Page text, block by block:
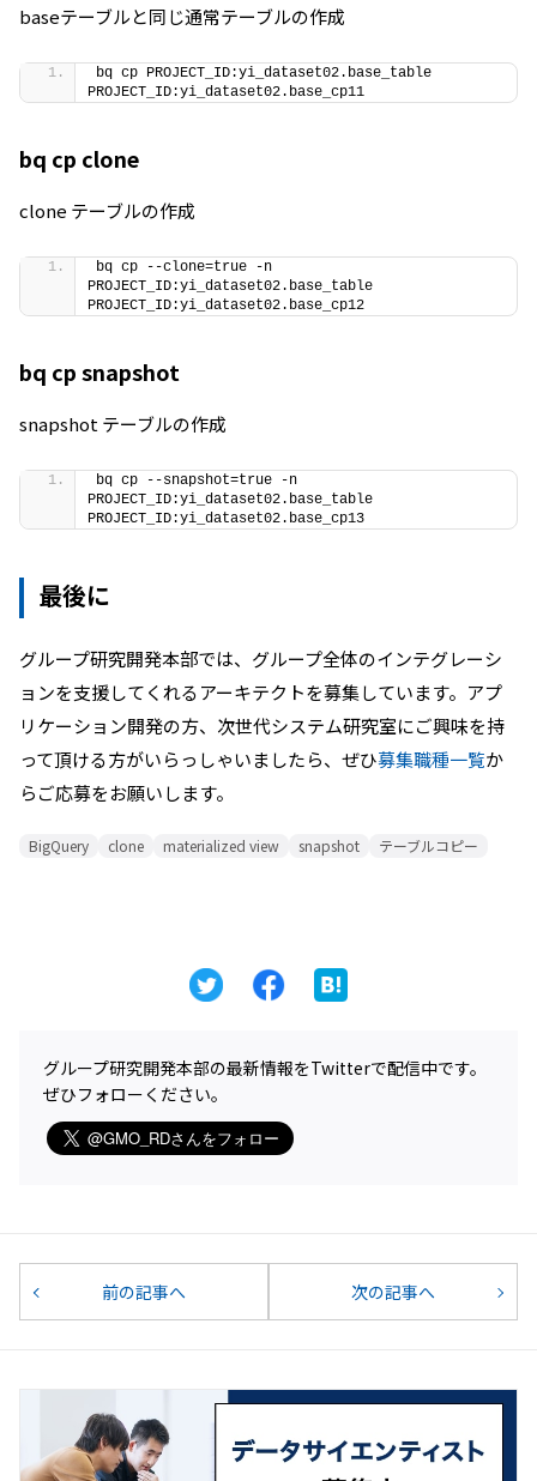
baseテーブルと同じ通常テーブルの作成
bq cp PROJECT_ID:yi_dataset02.base_table
PROJECT_ID:yi_dataset02.base_cp11
bq cp clone
clone テーブルの作成
bq cp --clone=true -n
PROJECT_ID:yi_dataset02.base_table
PROJECT_ID:yi_dataset02.base_cp12
bq cp snapshot
snapshot テーブルの作成
bq cp --snapshot=true -n
PROJECT_ID:yi_dataset02.base_table
PROJECT_ID:yi_dataset02.base_cp13
最後に
グループ研究開発本部では、グループ全体のインテグレーシ
ョンを支援してくれるアーキテクトを募集しています。アプ
リケーション開発の方、次世代システム研究室にご興味を持
って頂ける方がいらっしゃいましたら、ぜひ募集職種一覧か
らご応募をお願いします。
BigQuery clone materialized view snapshot テーブルコピー
グループ研究開発本部の最新情報をTwitterで配信中です。
ぜひフォローください。
前の記事へ 次の記事へ